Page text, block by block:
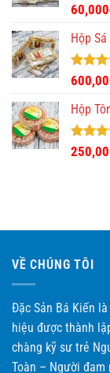
Được
hạng
5 sao
60,000
Hộp
Được
hạng
5 sao
Hộp
Được
hạng
VỀ CHÚNG TÔI
Đặc Sản Bá Kiến
hiệu được thành
chàng kỹ sư trẻ
Toàn – Người đam